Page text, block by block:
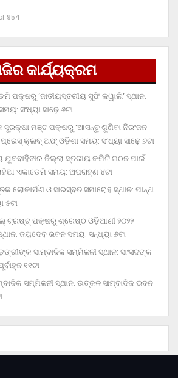
954
କାର୍ଯ୍ୟକ୍ରମ
ପକ୍ଷରୁ ‘ଜାତୀୟସ୍ତରୀୟ ସୁଫି କୱାଲି’ ସ୍ଥାନ:
ସଂଧ୍ୟା ସାଢ଼େ ୬ଟା
ମଞ୍ଚ ପକ୍ଷରୁ ‘ଆସନ୍ତୁ ଶୁଣିବା ନିରଂଜନ
କ୍ଲବ୍‌ ଅଫ୍‌ ଓଡ଼ିଶା ସମୟ: ସଂଧ୍ୟା ସାଢ଼େ ୬ଟା
ଯୁବବାହିନୀର ଜିଲ୍ଲା ସ୍ତରୀୟ କମିଟି ଗଠନ ପାଇଁ
ଏକାଡେମି ସମୟ: ଅପରାହ୍‌ଣ ୪ଟା
ଲୋକାର୍ପଣ ଓ ସାରସ୍ବତ ସମାରୋହ ସ୍ଥାନ: ପାନ୍ଥ
୫ଟା
ଟ୍ରଷ୍ଟ୍‌ ପକ୍ଷରୁ ଶ୍ରେଷ୍ଠ ଓଡ଼ିଆଣୀ ୨୦୨୨
ଜୟଦେବ ଭବନ ସମୟ: ସନ୍ଧ୍ୟା ୬ଟା
ସାମ୍ବାଦିକ ସମ୍ମିଳନୀ ସ୍ଥାନ: ସାଂସଦଙ୍କ
୧୧ଟା
ସମ୍ମିଳନୀ ସ୍ଥାନ: ଉତ୍କଳ ସାମ୍ବାଦିକ ଭବନ